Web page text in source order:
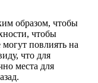
образом, чтобы
чтобы
повлиять на
что для
места для